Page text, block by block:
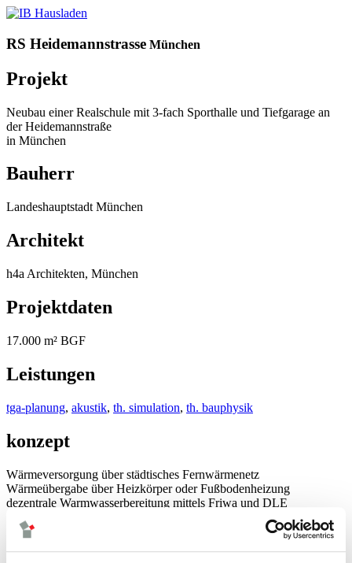
RS Heidemannstrasse München
Projekt
Neubau einer Realschule mit 3-fach Sporthalle und Tiefgarage an
der Heidemannstraße
in München
Bauherr
Landeshauptstadt München
Architekt
h4a Architekten, München
Projektdaten
17.000 m² BGF
Leistungen
tga-planung, akustik, th. simulation, th. bauphysik
konzept
Wärmeversorgung über städtisches Fernwärmenetz
Wärmeübergabe über Heizkörper oder Fußbodenheizung
dezentrale Warmwasserbereitung mittels Friwa und DLE
mechanische Be- und Entlüftung mit WRG der Versammlungsstätte,